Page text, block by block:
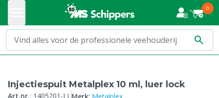
0
Injectiespuit Metalplex 10 ml, luer lock
Art.nr.: 1405201-LL